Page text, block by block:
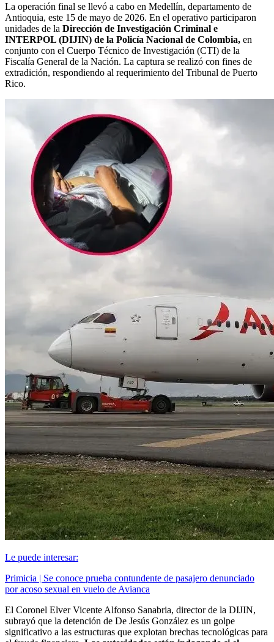
La operación final se llevó a cabo en Medellín, departamento de
Antioquia, este 15 de mayo de 2026. En el operativo participaron
unidades de la Dirección de Investigación Criminal e
INTERPOL (DIJIN) de la Policía Nacional de Colombia, en
conjunto con el Cuerpo Técnico de Investigación (CTI) de la
Fiscalía General de la Nación. La captura se realizó con fines de
extradición, respondiendo al requerimiento del Tribunal de Puerto
Rico.
Le puede interesar:
Primicia | Se conoce prueba contundente de pasajero denunciado
por acoso sexual en vuelo de Avianca
El Coronel Elver Vicente Alfonso Sanabria, director de la DIJIN,
subrayó que la detención de De Jesús González es un golpe
significativo a las estructuras que explotan brechas tecnológicas para